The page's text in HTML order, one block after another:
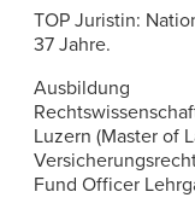
TOP Juristin:
37 Jahre.
Ausbildung
Luzern (Master of
Fund Officer